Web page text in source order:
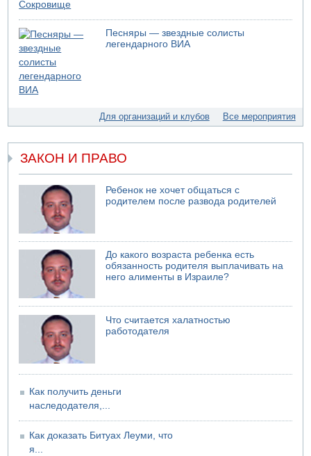
Песняры — звездные солисты
легендарного ВИА
Для организаций и клубов Все мероприятия
ЗАКОН И ПРАВО
Ребенок не хочет общаться с
родителем после развода родителей
До какого возраста ребенка есть
обязанность родителя выплачивать на
него алименты в Израиле?
Что считается халатностью
работодателя
Как получить деньги
наследодателя,...
Как доказать Битуах Леуми, что
я...